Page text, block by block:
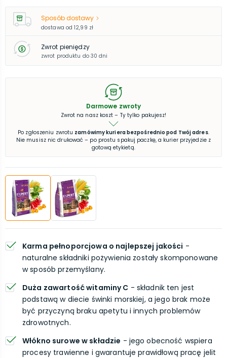
Sposób dostawy
dostawa od 12,99 zł
Zwrot pieniędzy
zwrot produktu do 30 dni
Darmowe zwroty
Zwrot na nasz koszt – Ty tylko pakujesz!
Po zgłoszeniu zwrotu zamówimy kuriera bezpośrednio pod Twój adres.
Nie musisz nic drukować – po prostu spakuj paczkę, a kurier przyjedzie z
gotową etykietą.
Karma pełnoporcjowa o najlepszej jakości -
naturalne składniki pożywienia zostały skomponowane
w sposób przemyślany.
Duża zawartość witaminy C - składnik ten jest
podstawą w diecie świnki morskiej, a jego brak może
być przyczyną braku apetytu i innych problemów
zdrowotnych.
Włókno surowe w składzie - jego obecność wspiera
procesy trawienne i gwarantuje prawidłową pracę jelit